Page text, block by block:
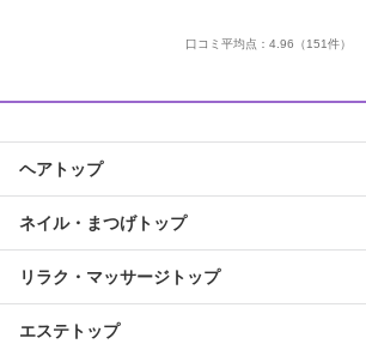
口コミ平均点： 4.96 （151件）
ヘアトップ
ネイル・まつげトップ
リラク・マッサージトップ
エステトップ